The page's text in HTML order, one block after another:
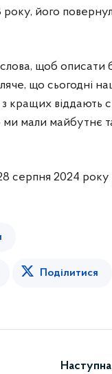
року, його
щоб описати
що сьогодні
з кращих віддають
ми мали майбутнє
серпня 2024 року
Поділитися
Наступна